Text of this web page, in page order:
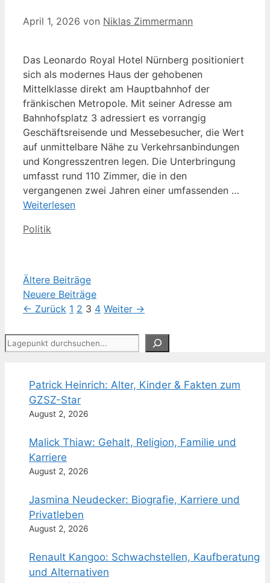
April 1, 2026 von Niklas Zimmermann
Das Leonardo Royal Hotel Nürnberg positioniert
sich als modernes Haus der gehobenen
Mittelklasse direkt am Hauptbahnhof der
fränkischen Metropole. Mit seiner Adresse am
Bahnhofsplatz 3 adressiert es vorrangig
Geschäftsreisende und Messebesucher, die Wert
auf unmittelbare Nähe zu Verkehrsanbindungen
und Kongresszentren legen. Die Unterbringung
umfasst rund 110 Zimmer, die in den
vergangenen zwei Jahren einer umfassenden …
Weiterlesen
Kategorien
Politik
Ältere Beiträge
Neuere Beiträge
← Zurück Seite
1 Seite
2 Seite
3 Seite
4 Weiter →
Suchen
Patrick Heinrich: Alter, Kinder & Fakten zum
GZSZ-Star
August 2, 2026
Malick Thiaw: Gehalt, Religion, Familie und
Karriere
August 2, 2026
Jasmina Neudecker: Biografie, Karriere und
Privatleben
August 2, 2026
Renault Kangoo: Schwachstellen, Kaufberatung
und Alternativen